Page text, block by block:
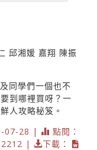
湘媛 嘉翔 陳振
同學們一個也不
到哪裡買呀？一
人攻略秘笈。
07-28 |
點閱：
2212 |
下載：